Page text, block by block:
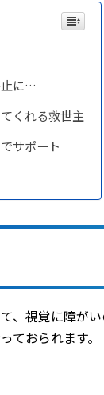
止に…
くれる救世主
サポート
、視覚に障が
ておられます。